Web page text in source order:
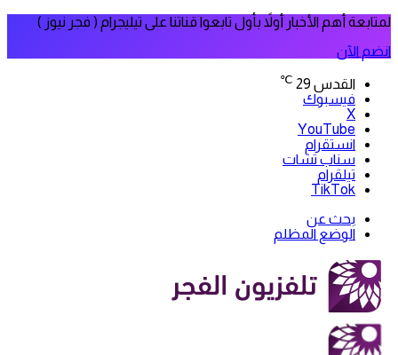
لمتابعة أهم الأخبار أولاً بأول تابعوا قناتنا على تيليجرام ( فجر نيوز )
انضم الآن
القدس 29
℃
فيسبوك
‫X
‫YouTube
انستقرام
سناب تشات
تيلقرام
‫TikTok
بحث عن
الوضع المظلم